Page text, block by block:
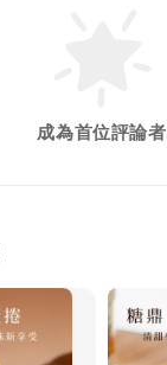
成為首位評論者